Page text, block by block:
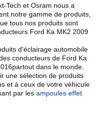
Tech et Osram nous a
notre gamme de produits
tous nos produits sont
Ford Ka MK2 2009
d'éclairage automobile
conducteurs de Ford Ka
partout dans le monde.
une sélection de produits
et à ceux de votre véhicule
par les ampoules effet